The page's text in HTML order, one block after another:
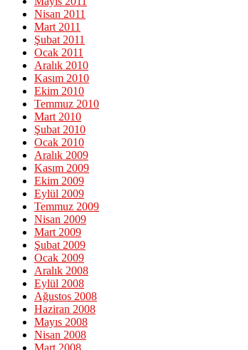
Nisan 2011
Mart 2011
Şubat 2011
Ocak 2011
Aralık 2010
Kasım 2010
Ekim 2010
Temmuz 2010
Mart 2010
Şubat 2010
Ocak 2010
Aralık 2009
Kasım 2009
Ekim 2009
Eylül 2009
Temmuz 2009
Nisan 2009
Mart 2009
Şubat 2009
Ocak 2009
Aralık 2008
Eylül 2008
Ağustos 2008
Haziran 2008
Mayıs 2008
Nisan 2008